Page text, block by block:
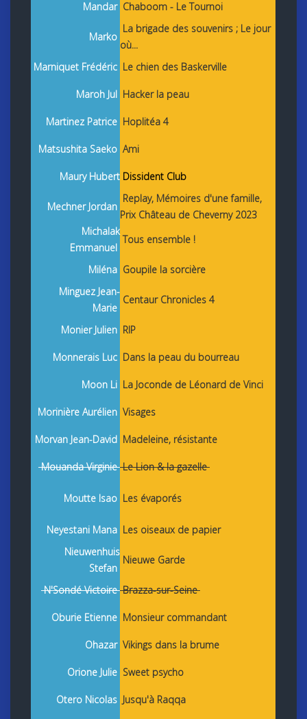
Mandar Chaboom - Le Tournoi
Marko
La brigade des souvenirs ; Le jour
où...
Marniquet Frédéric Le chien des Baskerville
Maroh Jul Hacker la peau
Martinez Patrice Hoplitéa 4
Matsushita Saeko Ami
Maury Hubert Dissident Club
Mechner Jordan
Replay, Mémoires d'une famille,
Prix Château de Cheverny 2023
Michalak
Emmanuel
Tous ensemble !
Miléna Goupile la sorcière
Minguez Jean-
Marie
Centaur Chronicles 4
Monier Julien RIP
Monnerais Luc Dans la peau du bourreau
Moon Li La Joconde de Léonard de Vinci
Morinière Aurélien Visages
Morvan Jean-David Madeleine, résistante
Mouanda VirginieLe Lion & la gazelle
Moutte Isao Les évaporés
Neyestani Mana Les oiseaux de papier
Nieuwenhuis
Stefan
Nieuwe Garde
N'Sondé VictoireBrazza-sur-Seine
Oburie Etienne Monsieur commandant
Ohazar Vikings dans la brume
Orione Julie Sweet psycho
Otero Nicolas Jusqu'à Raqqa